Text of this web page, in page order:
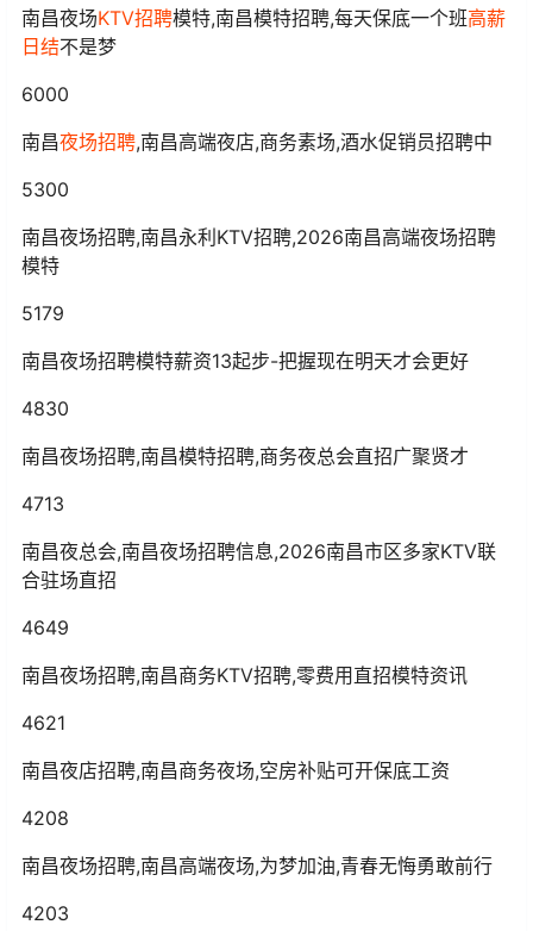
南昌夜场KTV招聘模特,南昌模特招聘,每天保底一个班高薪
日结不是梦
6000
南昌夜场招聘,南昌高端夜店,商务素场,酒水促销员招聘中
5300
南昌夜场招聘,南昌永利KTV招聘,2026南昌高端夜场招聘
模特
5179
南昌夜场招聘模特薪资13起步-把握现在明天才会更好
4830
南昌夜场招聘,南昌模特招聘,商务夜总会直招广聚贤才
4713
南昌夜总会,南昌夜场招聘信息,2026南昌市区多家KTV联
合驻场直招
4649
南昌夜场招聘,南昌商务KTV招聘,零费用直招模特资讯
4621
南昌夜店招聘,南昌商务夜场,空房补贴可开保底工资
4208
南昌夜场招聘,南昌高端夜场,为梦加油,青春无悔勇敢前行
4203